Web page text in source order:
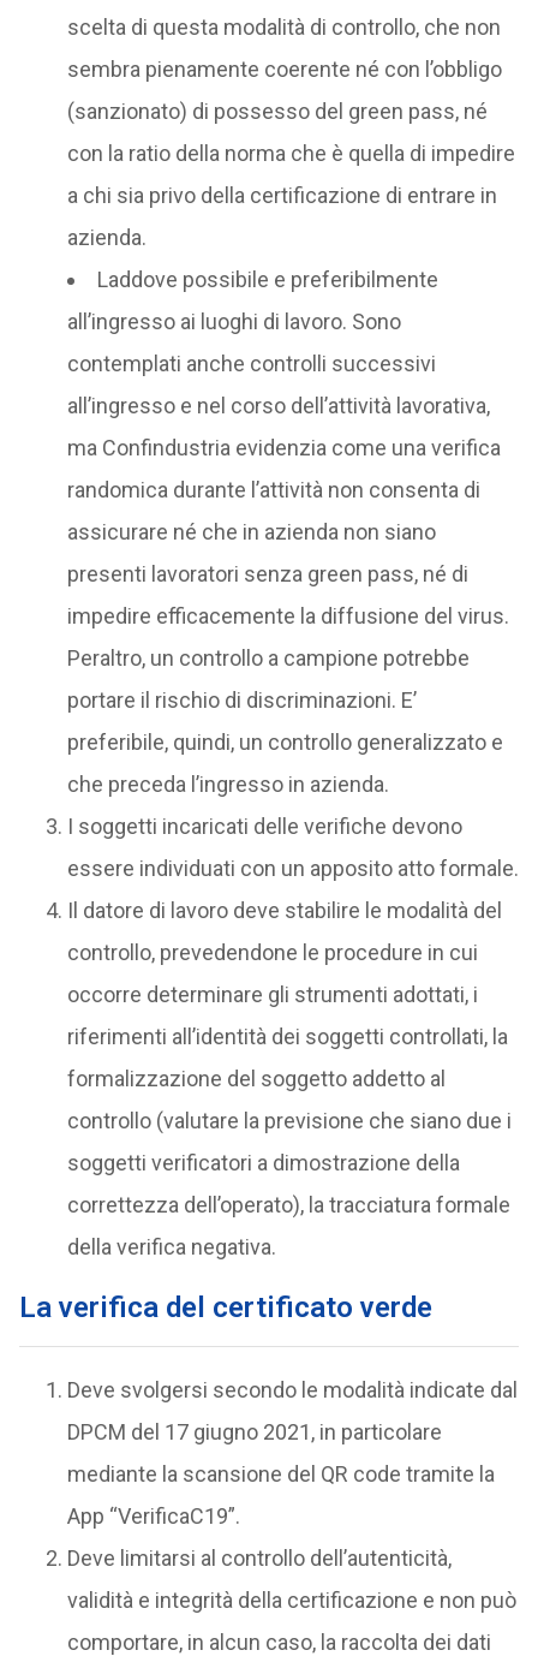
scelta di questa modalità di controllo, che non
sembra pienamente coerente né con l’obbligo
(sanzionato) di possesso del green pass, né
con la ratio della norma che è quella di impedire
a chi sia privo della certificazione di entrare in
azienda.
Laddove possibile e preferibilmente
all’ingresso ai luoghi di lavoro. Sono
contemplati anche controlli successivi
all’ingresso e nel corso dell’attività lavorativa,
ma Confindustria evidenzia come una verifica
randomica durante l’attività non consenta di
assicurare né che in azienda non siano
presenti lavoratori senza green pass, né di
impedire efficacemente la diffusione del virus.
Peraltro, un controllo a campione potrebbe
portare il rischio di discriminazioni. E’
preferibile, quindi, un controllo generalizzato e
che preceda l’ingresso in azienda.
I soggetti incaricati delle verifiche devono
essere individuati con un apposito atto formale.
Il datore di lavoro deve stabilire le modalità del
controllo, prevedendone le procedure in cui
occorre determinare gli strumenti adottati, i
riferimenti all’identità dei soggetti controllati, la
formalizzazione del soggetto addetto al
controllo (valutare la previsione che siano due i
soggetti verificatori a dimostrazione della
correttezza dell’operato), la tracciatura formale
della verifica negativa.
La verifica del certificato verde
Deve svolgersi secondo le modalità indicate dal
DPCM del 17 giugno 2021, in particolare
mediante la scansione del QR code tramite la
App “VerificaC19”.
Deve limitarsi al controllo dell’autenticità,
validità e integrità della certificazione e non può
comportare, in alcun caso, la raccolta dei dati